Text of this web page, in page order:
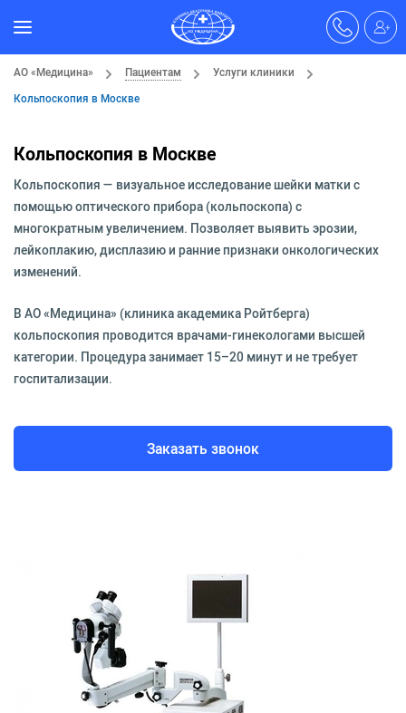
АО «Медицина» Пациентам
Услуги клиники
Кольпоскопия в Москве
Кольпоскопия в Москве
Кольпоскопия — визуальное исследование шейки матки с
помощью оптического прибора (кольпоскопа) с
многократным увеличением. Позволяет выявить эрозии,
лейкоплакию, дисплазию и ранние признаки онкологических
изменений.
В АО «Медицина» (клиника академика Ройтберга)
кольпоскопия проводится врачами-гинекологами высшей
категории. Процедура занимает 15–20 минут и не требует
госпитализации.
Заказать звонок